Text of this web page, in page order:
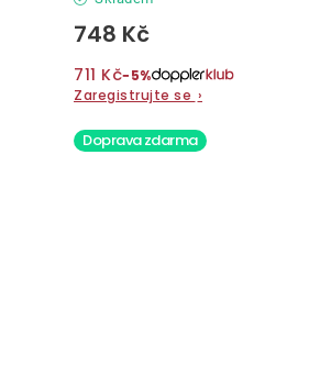
748 Kč
711 Kč−5%
Zaregistrujte se ›
Doprava zdarma